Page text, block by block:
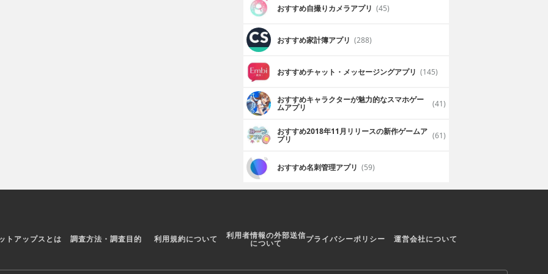
おすすめ自撮りカメラアプリ (45)
おすすめ家計簿アプリ (288)
おすすめチャット・メッセージングアプリ (145)
おすすめキャラクターが魅力的なスマホゲー
ムアプリ (41)
おすすめ2018年11月リリースの新作ゲームア
プリ (61)
おすすめ名刺管理アプリ (59)
トアップスとは 調査方法・調査目的 利用規約について 利用者情報の外部送信
について プライバシーポリシー 運営会社について